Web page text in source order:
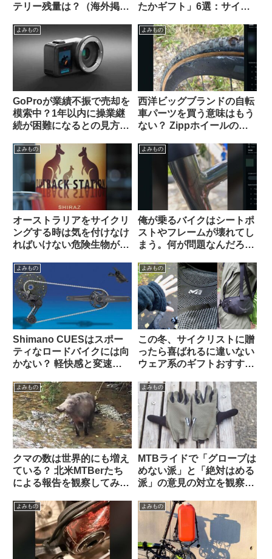
テリー残量は？（海外掲示
たかギフト」6選：サイズ
いなく感謝されます
よみもの
GoProが業績不振で売却を
模索中？1年以内に操業継
続が困難になるとの見方も
よみもの
西洋ビッグブランドの自転
車パーツを買う意味はもう
ない？ Zippホイールの生
の経緯報告が大きい話題に
よみもの
オーストラリアをサイクリ
ングする時は気を付けなけ
ればいけない危険生物がい
い】
よみもの
俺が乗るバイクはシートポ
ストやフレームが壊れてし
まう。何が問題なんだろ
示板より】
よみもの
Shimano CUESはスポー
ティなロードバイクには向
かない？ 軽快感と変速の
（海外掲示板から）
よみもの
この冬、サイクリストに贈
ったら喜ばれるに違いない
ウェア系のギフトおすすめ
ものから】
よみもの
クマの数は世界的にも増え
ている？ 北米MTBerたち
による報告を観察してみよ
よみもの
MTBライドで「グローブは
めない派」と「絶対はめる
派」の意見の対立を観察す
よみもの よみもの